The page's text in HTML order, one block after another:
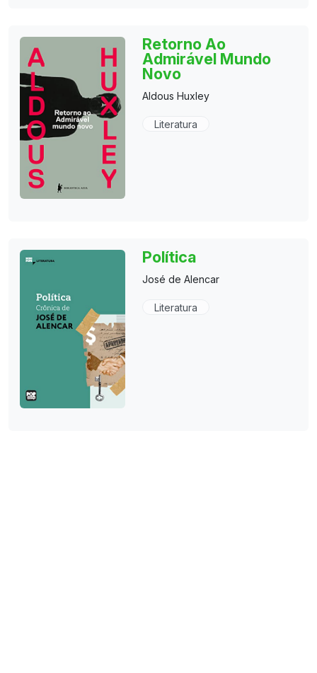
Retorno Ao
Admirável Mundo
Novo
Aldous Huxley
Literatura
Política
José de Alencar
Literatura